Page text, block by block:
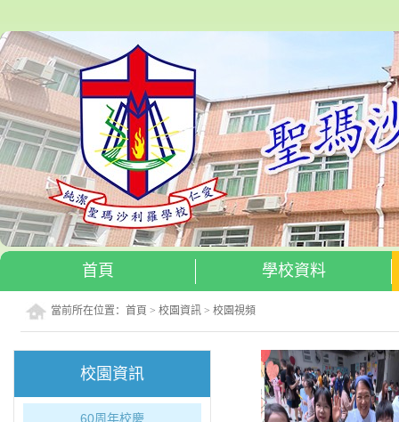
首頁 學校資料
當前所在位置：首頁 >校園資訊 >校園視頻
校園資訊
60周年校慶